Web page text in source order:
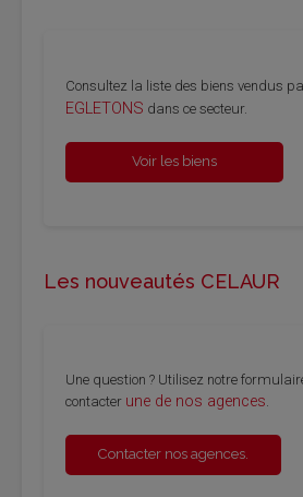
Consultez la liste des biens vendus
EGLETONS dans ce secteur.
Voir les biens
Les nouveautés CELAUR
Une question ? Utilisez notre
contacter une de nos agences
Contacter nos agences.